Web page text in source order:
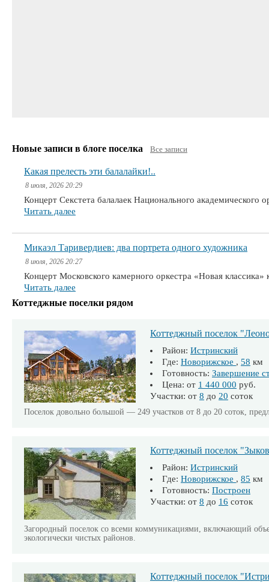
Новые записи в блоге поселка Все записи
Какая прелесть эти балалайки!..
8 июля, 2026 20:29
Концерт Секстета балалаек Национального академического
Читать далее
Микаэл Таривердиев: два портрета одного художника
8 июля, 2026 20:27
Концерт Московского камерного оркестра «Новая
Читать далее
Коттеджные поселки рядом
Коттеджный поселок
Район: Истринский
Где: Новорижское , 58 км
Готовность: Завершение
Цена: от 1 440 000 руб.
Участки: от 8 до 20 соток
Поселок довольно большой — 249 участков от 8 до 20 соток,
Коттеджный поселок
Район: Истринский
Где: Новорижское , 85 км
Готовность: Построен
Участки: от 8 до 16 соток
Загородный поселок со всеми коммуникациями, включающий
экологически чистых районов.
Коттеджный поселок